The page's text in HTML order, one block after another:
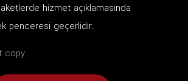
hizmet açıklamasında
penceresi geçerlidir.
copy